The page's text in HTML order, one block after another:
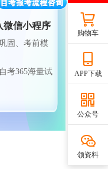
微信小程序
固、考前模
考365海量试
购物车
APP下载
公众号
领资料